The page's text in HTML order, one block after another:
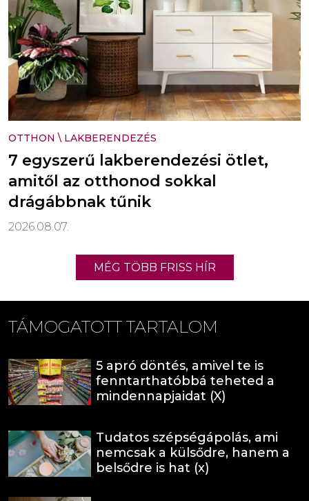
OTTHON \ LAKBERENDEZÉS
7 egyszerű lakberendezési ötlet,
amitől az otthonod sokkal
drágábbnak tűnik
2026.08.07.
MÉG TÖBB FRISS HÍR
TÁMOGATOTT TARTALOM
5 apró döntés, amivel te is
fenntarthatóbbá teheted a
mindennapjaidat (X)
Tudatos szépségápolás, ami
nemcsak a külsődre, hanem a
belsődre is hat (x)